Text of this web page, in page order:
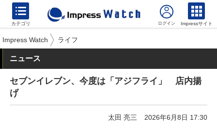
カテゴリ Impressサイト
Impress Watch ライフ
ニュース
セブンイレブン、今度は「アジフライ」 店内揚
げ
太田 亮三 2026年6月8日 17:30